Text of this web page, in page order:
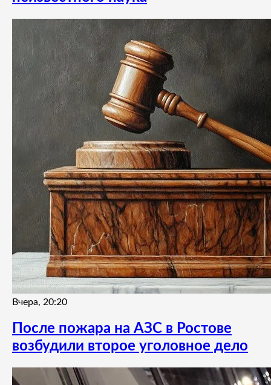
Вчера, 20:20
После пожара на АЗС в Ростове
возбудили второе уголовное дело